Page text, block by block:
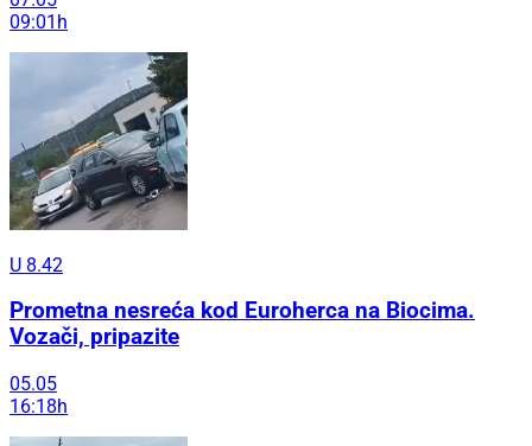
09:01h
U 8.42
Prometna nesreća kod Euroherca na Biocima.
Vozači, pripazite
05.05
16:18h